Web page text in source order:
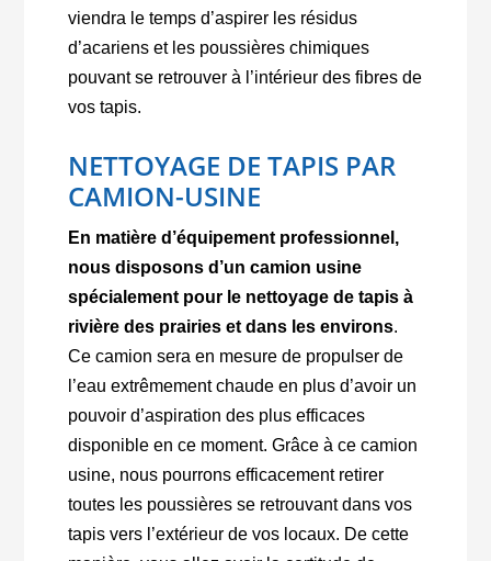
viendra le temps d’aspirer les résidus
d’acariens et les poussières chimiques
pouvant se retrouver à l’intérieur des fibres de
vos tapis.
NETTOYAGE DE TAPIS PAR
CAMION-USINE
En matière d’équipement professionnel,
nous disposons d’un camion usine
spécialement pour le nettoyage de tapis à
rivière des prairies et dans les environs.
Ce camion sera en mesure de propulser de
l’eau extrêmement chaude en plus d’avoir un
pouvoir d’aspiration des plus efficaces
disponible en ce moment. Grâce à ce camion
usine, nous pourrons efficacement retirer
toutes les poussières se retrouvant dans vos
tapis vers l’extérieur de vos locaux. De cette